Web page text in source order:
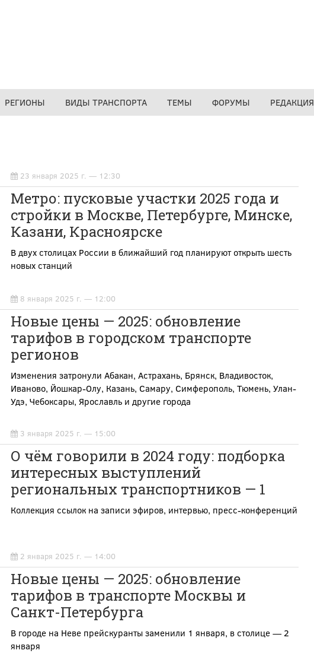
РЕГИОНЫ ВИДЫ ТРАНСПОРТА ТЕМЫ ФОРУМЫ РЕДАКЦИЯ
23 января 2025 г. — 12:30
Метро: пусковые участки 2025 года и
стройки в Москве, Петербурге, Минске,
Казани, Красноярске
В двух столицах России в ближайший год планируют открыть шесть
новых станций
8 января 2025 г. — 12:00
Новые цены — 2025: обновление
тарифов в городском транспорте
регионов
Изменения затронули Абакан, Астрахань, Брянск, Владивосток,
Иваново, Йошкар-Олу, Казань, Самару, Симферополь, Тюмень, Улан-
Удэ, Чебоксары, Ярославль и другие города
3 января 2025 г. — 15:00
О чём говорили в 2024 году: подборка
интересных выступлений
региональных транспортников — 1
Коллекция ссылок на записи эфиров, интервью, пресс-конференций
2 января 2025 г. — 14:00
Новые цены — 2025: обновление
тарифов в транспорте Москвы и
Санкт-Петербурга
В городе на Неве прейскуранты заменили 1 января, в столице — 2
января